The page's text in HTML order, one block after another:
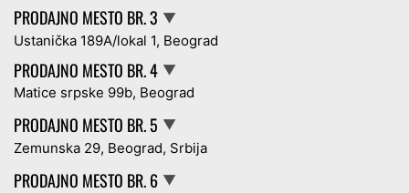
PRODAJNO MESTO BR. 3 ▼
Ustanička 189A/lokal 1, Beograd
PRODAJNO MESTO BR. 4 ▼
Matice srpske 99b, Beograd
PRODAJNO MESTO BR. 5 ▼
Zemunska 29, Beograd, Srbija
PRODAJNO MESTO BR. 6 ▼